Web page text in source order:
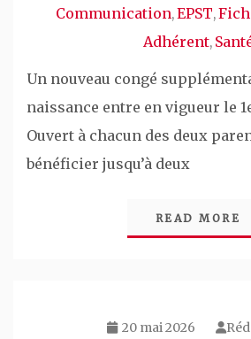
Communication,EPST,
Adhérent,
Un nouveau congé
naissance entre en vigueur le
Ouvert à chacun des deux
bénéficier jusqu’à deux
READ MORE
20 mai 2026